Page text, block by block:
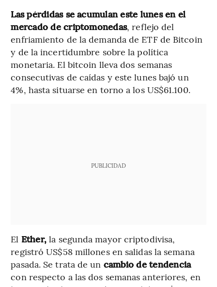
Las pérdidas se acumulan este lunes en el
mercado de criptomonedas, reflejo del
enfriamiento de la demanda de ETF de Bitcoin
y de la incertidumbre sobre la política
monetaria. El bitcoin lleva dos semanas
consecutivas de caídas y este lunes bajó un
4%, hasta situarse en torno a los US$61.100.
PUBLICIDAD
El Ether, la segunda mayor criptodivisa,
registró US$58 millones en salidas la semana
pasada. Se trata de un cambio de tendencia
con respecto a las dos semanas anteriores, en